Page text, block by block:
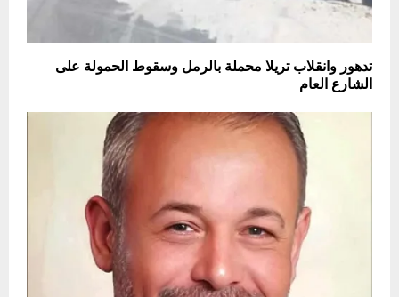
تدهور وانقلاب تريلا محملة بالرمل وسقوط الحمولة على
الشارع العام